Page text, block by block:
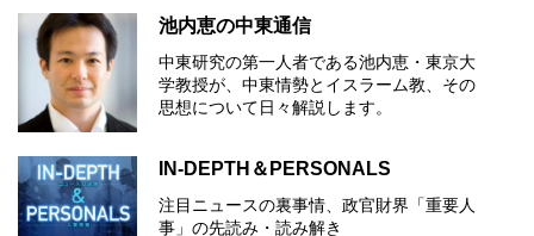
池内恵の中東通信
中東研究の第⼀⼈者である池内恵・東京⼤
学教授が、中東情勢とイスラーム教、その
思想について⽇々解説します。
IN-DEPTH＆PERSONALS
注目ニュースの裏事情、政官財界「重要人
事」の先読み・読み解き